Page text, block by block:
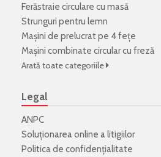
Ferăstraie circulare cu masă
Strunguri pentru lemn
Mașini de prelucrat pe 4 fețe
Mașini combinate circular cu freză
Arată toate categoriile
Legal
ANPC
Soluționarea online a litigiilor
Politica de confidenţialitate